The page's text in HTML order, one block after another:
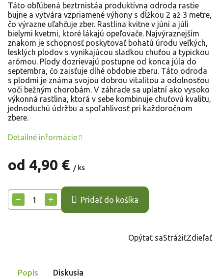
od 4,90 € / ks
cena:
+
− Pridať do košíka
Táto obľúbená beztrnistáa produktívna odroda rastie
bujne a vytvára vzpriamené výhony s dĺžkou 2 až 3 metre,
čo výrazne uľahčuje zber. Rastlina kvitne v júni a júli
bielymi kvetmi, ktoré lákajú opeľovače. Najvýraznejším
znakom je schopnosť poskytovať bohatú úrodu veľkých,
lesklých plodov s vynikajúcou sladkou chuťou a typickou
arómou. Plody dozrievajú postupne od konca júla do
septembra, čo zaisťuje dlhé obdobie zberu. Táto odroda
s plodmi je známa svojou dobrou vitalitou a odolnosťou
voči bežným chorobám. V záhrade sa uplatní ako vysoko
výkonná rastlina, ktorá v sebe kombinuje chuťovú kvalitu,
jednoduchú údržbu a spoľahlivosť pri každoročnom
zbere.
Detailné informácie
Opýtať saStrážiťZdieľať
Popis Diskusia